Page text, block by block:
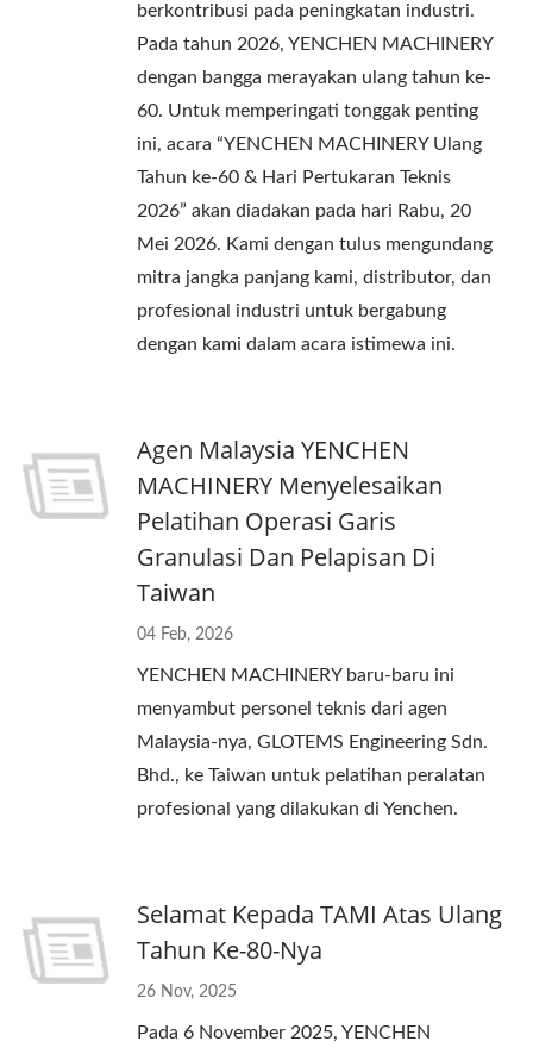
berkontribusi pada peningkatan industri.
Pada tahun 2026, YENCHEN MACHINERY
dengan bangga merayakan ulang tahun ke-
60. Untuk memperingati tonggak penting
ini, acara “YENCHEN MACHINERY Ulang
Tahun ke-60 & Hari Pertukaran Teknis
2026” akan diadakan pada hari Rabu, 20
Mei 2026. Kami dengan tulus mengundang
mitra jangka panjang kami, distributor, dan
profesional industri untuk bergabung
dengan kami dalam acara istimewa ini.
Agen Malaysia YENCHEN
MACHINERY Menyelesaikan
Pelatihan Operasi Garis
Granulasi Dan Pelapisan Di
Taiwan
04 Feb, 2026
YENCHEN MACHINERY baru-baru ini
menyambut personel teknis dari agen
Malaysia-nya, GLOTEMS Engineering Sdn.
Bhd., ke Taiwan untuk pelatihan peralatan
profesional yang dilakukan di Yenchen.
Selamat Kepada TAMI Atas Ulang
Tahun Ke-80-Nya
26 Nov, 2025
Pada 6 November 2025, YENCHEN